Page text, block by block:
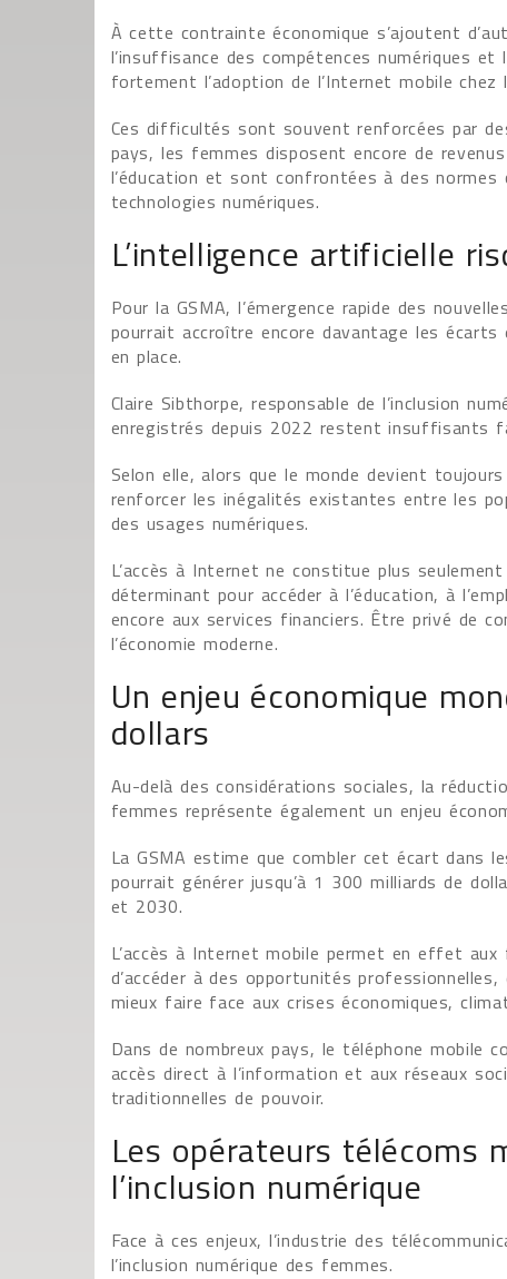
À cette contrainte économique s’ajoutent
l’insuffisance des compétences numériques
fortement l’adoption de l’Internet mobile chez
Ces difficultés sont souvent renforcées par
pays, les femmes disposent encore de
l’éducation et sont confrontées à des
technologies numériques.
L’intelligence artificielle
Pour la GSMA, l’émergence rapide des
pourrait accroître encore davantage les
en place.
Claire Sibthorpe, responsable de l’inclusion
enregistrés depuis 2022 restent insuffisants
Selon elle, alors que le monde devient
renforcer les inégalités existantes entre les
des usages numériques.
L’accès à Internet ne constitue plus
déterminant pour accéder à l’éducation, à
encore aux services financiers. Être privé de
l’économie moderne.
Un enjeu économique
dollars
Au-delà des considérations sociales, la
femmes représente également un enjeu
La GSMA estime que combler cet écart dans
pourrait générer jusqu’à 1 300 milliards de
et 2030.
L’accès à Internet mobile permet en effet
d’accéder à des opportunités
mieux faire face aux crises économiques,
Dans de nombreux pays, le téléphone mobile
accès direct à l’information et aux réseaux
traditionnelles de pouvoir.
Les opérateurs télécoms
l’inclusion numérique
Face à ces enjeux, l’industrie des
l’inclusion numérique des femmes.